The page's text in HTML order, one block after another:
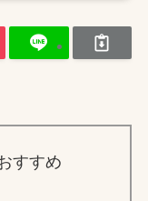
すすめ